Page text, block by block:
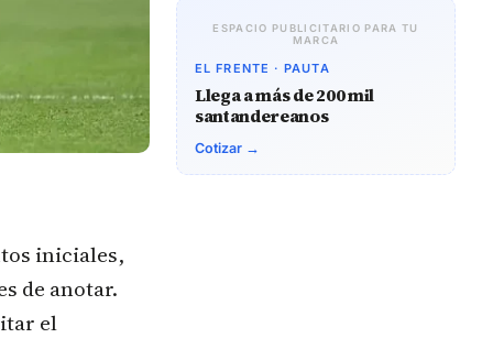
iniciales,
de anotar.
el
ESPACIO PUBLICITARIO PARA TU
MARCA
EL FRENTE · PAUTA
Llega a más de 200 mil
santandereanos
Cotizar →